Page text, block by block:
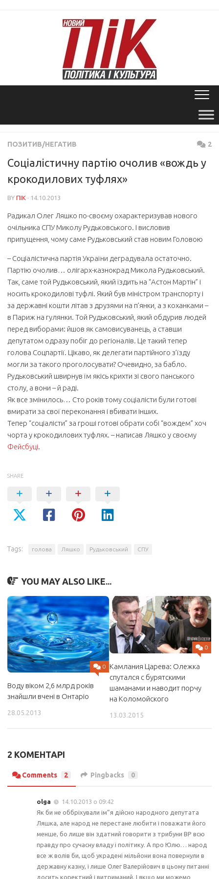
ПОЗИТИВ/НЕГАТИВ 2
Соціалістичну партію очолив «вождь у
крокодилових туфлях»
BY ПІК · 14.10.2013
Радикал Олег Ляшко по-своєму охарактеризував нового
очільника СПУ Миколу Рудьковського. І висловив
припущення, чому саме Рудьковський став новим Головою
– Соціалістична партія України деградувала остаточно.
Партію очолив… олігарх-казнокрад Микола Рудьковський.
Так, саме той Рудьковський, який їздить на “Астон Мартін” і
носить крокодилові туфлі. Який був міністром транспорту і
за державні кошти літав з друзями на п’янки, а з коханками –
в Париж на гулянки. Той Рудьковський, який обдурив людей
перед виборами: йшов як самовисуванець, а ставши
депутатом одразу побіг до регіоналів. Це такий тепер
голова Соцпартії. Цікаво, як делегати партійного з’їзду
могли за такого проголосувати? Очевидно, за бабло.
Рудьковський швирнув їм якісь крихти зі свого панського
столу, а вони – й раді.
Як все змінилось… Сто років тому соціалісти були готові
вмирати за свої переконання і вбивати інших.
Тепер “соціалісти” за гроші готові обрати собі “вождем” хоч
чорта у крокодилових туфлях. – написав Ляшко у своєму
Фейсбуці.
SHARE
Tags: голова Ляшко Рудьковський СПУ
YOU MAY ALSO LIKE...
0
Воду віком 2,6 млрд років
знайшли вчені в Онтаріо
28.05.2013
0
Камлания Царева: Олежка
спутался с бурятскими
шаманами и наводит порчу
на Коломойского
13.03.2015
2 КОМЕНТАРІ
Comments 2 Pingbacks 0
olga
14.10.2013 о 09:42
Як би не оббріхували ім”я дійсно народного депутата
Ляшка, але народ не перестане любити і поважати його
менше, бо лише він здатний говорити з трибуни ВР всю
правду про сучасну владу і політику. А про Юлю… народ
все ж волів би, щоб украдені мільйони вона повернули в
державну казну, і лише Олег Валерійович в цьому питанні
досить коректний і витриманий. І якщо ми можемо